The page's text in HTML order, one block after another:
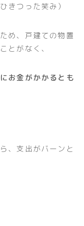
きつった笑み）
め、戸建ての物置
とがなく、
お金がかかるとも
、支出がバーンと